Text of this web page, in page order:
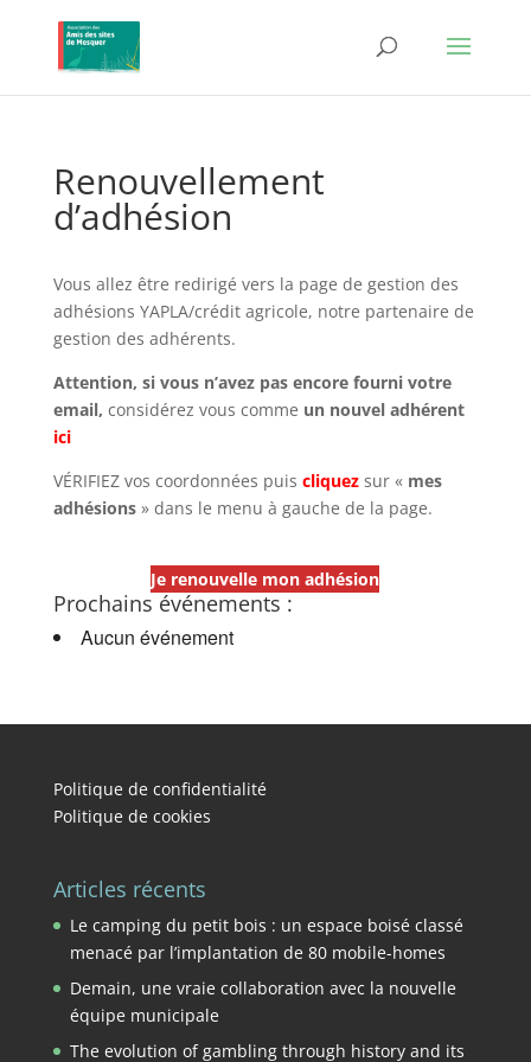
Renouvellement
d’adhésion
Vous allez être redirigé vers la page de gestion des
adhésions YAPLA/crédit agricole, notre partenaire de
gestion des adhérents.
Attention, si vous n’avez pas encore fourni votre
email, considérez vous comme un nouvel adhérent
ici
VÉRIFIEZ vos coordonnées puis cliquezsur « mes
adhésions» dans le menu à gauche de la page.
Je renouvelle mon adhésion
Prochains événements :
Aucun événement
Politique de confidentialité
Politique de cookies
Articles récents
Le camping du petit bois : un espace boisé classé
menacé par l’implantation de 80 mobile-homes
Demain, une vraie collaboration avec la nouvelle
équipe municipale
The evolution of gambling through history and its